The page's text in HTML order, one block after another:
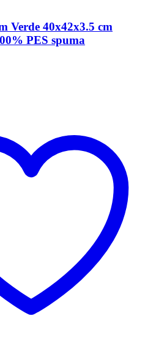
Verde 40x42x3.5 cm
PES spuma